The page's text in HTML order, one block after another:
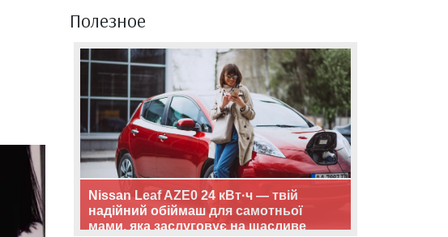
Полезное
Nissan Leaf AZE0 24 кВт·ч — твій
надійний обіймаш для самотньої
мами, яка заслуговує на щасливе